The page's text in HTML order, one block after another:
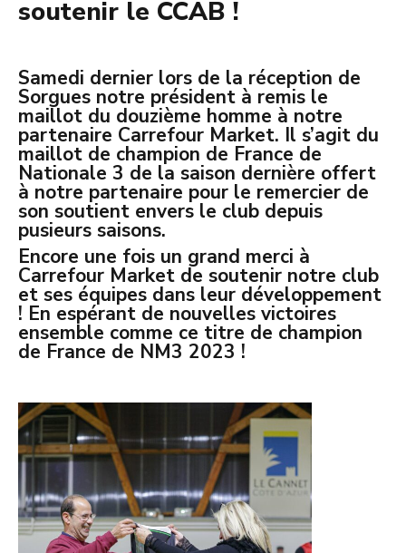
soutenir le CCAB !
Samedi dernier lors de la réception de
Sorgues notre président à remis le
maillot du douzième homme à notre
partenaire Carrefour Market. Il s’agit du
maillot de champion de France de
Nationale 3 de la saison dernière offert
à notre partenaire pour le remercier de
son soutient envers le club depuis
pusieurs saisons.
Encore une fois un grand merci à
Carrefour Market de soutenir notre club
et ses équipes dans leur développement
! En espérant de nouvelles victoires
ensemble comme ce titre de champion
de France de NM3 2023 !